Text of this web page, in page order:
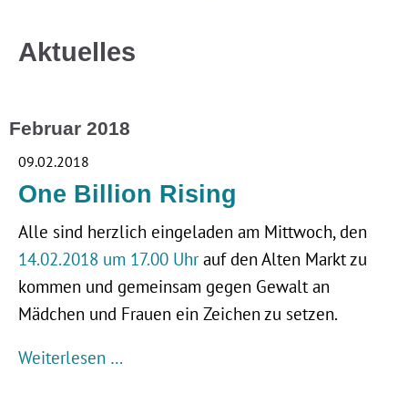
Aktuelles
Februar 2018
09.02.2018
One Billion Rising
Alle sind herzlich eingeladen am Mittwoch, den
14.02.2018 um 17.00 Uhrauf den Alten Markt zu
kommen und gemeinsam gegen Gewalt an
Mädchen und Frauen ein Zeichen zu setzen.
Weiterlesen …